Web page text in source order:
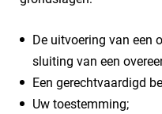
De uitvoering van een
sluiting van een
Een gerechtvaardigd
Uw toestemming;